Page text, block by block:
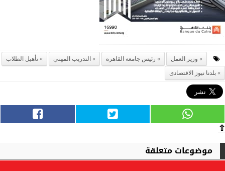
وزير العمل رئيس جامعة القاهرة التدريب المهني
تأهيل الطلاب
بلدنا نيوز الاقتصادى
⇧
موضوعات متعلقة